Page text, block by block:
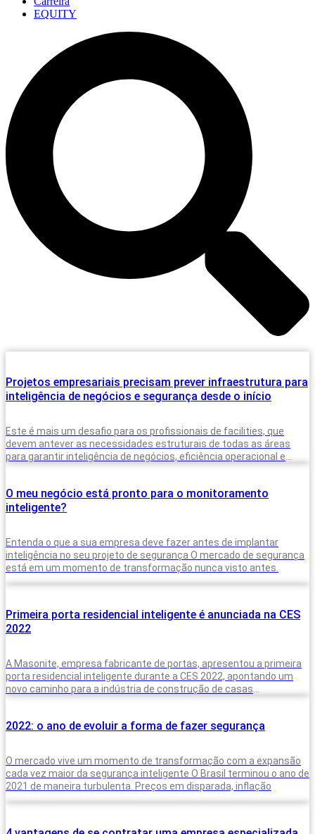
EQUITY
Projetos empresariais precisam prever infraestrutura para
inteligência de negócios e segurança desde o início
Este é mais um desafio para os profissionais de facilities, que
devem antever as necessidades estruturais de todas as áreas
para garantir inteligência de negócios, eficiência operacional e
O meu negócio está pronto para o monitoramento
inteligente?
Entenda o que a sua empresa deve fazer antes de implantar
inteligência no seu projeto de segurança O mercado de segurança
está em um momento de transformação nunca visto antes.
Primeira porta residencial inteligente é anunciada na CES
2022
A Masonite, empresa fabricante de portas, apresentou a primeira
porta residencial inteligente durante a CES 2022, apontando um
novo caminho para a indústria de construção de casas
2022: o ano de evoluir a forma de fazer segurança
O mercado vive um momento de transformação com a expansão
cada vez maior da segurança inteligente O Brasil terminou o ano de
2021 de maneira turbulenta. Preços em disparada, inflação